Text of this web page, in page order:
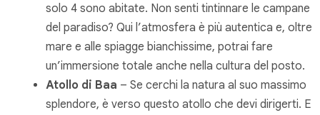
solo 4 sono abitate. Non senti tintinnare le campane
del paradiso? Qui l’atmosfera è più autentica e, oltre
mare e alle spiagge bianchissime, potrai fare
un’immersione totale anche nella cultura del posto.
Atollo di Baa – Se cerchi la natura al suo massimo
splendore, è verso questo atollo che devi dirigerti. E il